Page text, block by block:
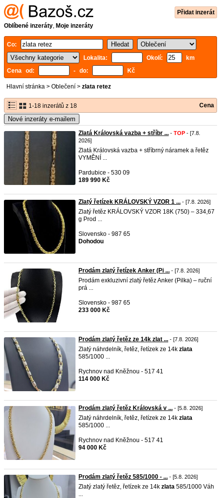
Přidat inzerát
Oblíbené inzeráty, Moje inzeráty
Co:
Lokalita:
Okolí:
km
Cena od:
- do: Kč
Hlavní stránka > Oblečení > zlata retez
1-18 inzerátů z 18 Cena
Nové inzeráty e-mailem
Zlatá Královská vazba + stříbr ... - TOP - [7.8.
2026]
Zlatá Královská vazba + stříbrný náramek a řetěz
VYMĚNÍ ...
Pardubice - 530 09
189 990 Kč
Zlatý řetízek KRÁLOVSKÝ VZOR 1 ... - [7.8. 2026]
Zlatý řetěz KRÁLOVSKÝ VZOR 18K (750) – 334,67
g Prod ...
Slovensko - 987 65
Dohodou
Prodám zlatý řetízek Anker (Pi ... - [7.8. 2026]
Prodám exkluzivní zlatý řetěz Anker (Pilka) – ruční
prá ...
Slovensko - 987 65
233 000 Kč
Prodám zlatý řetěz ze 14k zlat ... - [7.8. 2026]
Zlatý náhrdelník, řetěz, řetízek ze 14k zlata
585/1000 ...
Rychnov nad Kněžnou - 517 41
114 000 Kč
Prodám zlatý řetěz Královská v ... - [5.8. 2026]
Zlatý náhrdelník, řetěz, řetízek ze 14k zlata
585/1000 ...
Rychnov nad Kněžnou - 517 41
94 000 Kč
Prodám zlatý řetěz 585/1000 - ... - [5.8. 2026]
Zlatý zlatý řetěz, řetízek ze 14k zlata 585/1000 Váh
...